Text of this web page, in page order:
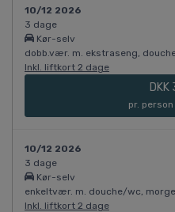
10/12 2026
3 dage
Kør-selv
dobb.vær. m. ekstraseng,
Inkl. liftkort 2 dage
pr.
10/12 2026
3 dage
Kør-selv
enkeltvær. m. douche/wc,
Inkl. liftkort 2 dage